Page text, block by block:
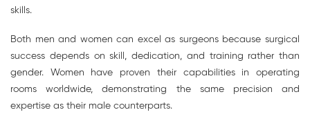
skills.
Both men and women can excel as surgeons because surgical
success depends on skill, dedication, and training rather than
gender. Women have proven their capabilities in operating
rooms worldwide, demonstrating the same precision and
expertise as their male counterparts.